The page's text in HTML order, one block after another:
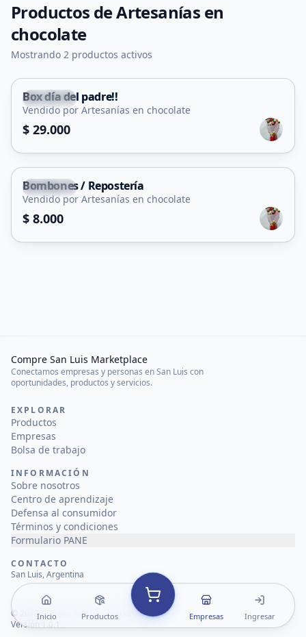
Productos deArtesanías en
chocolate
Mostrando 2 productos activos
Capital
Box día del padre!!
Vendido por Artesanías en chocolate
$ 29.000
Capital
Bombones / Repostería
Vendido por Artesanías en chocolate
$ 8.000
Inicio Productos Empresas Ingresar
Compre San Luis Marketplace
Conectamos empresas y personas en San Luis con
oportunidades, productos y servicios.
EXPLORAR
Productos
Empresas
Bolsa de trabajo
INFORMACIÓN
Sobre nosotros
Centro de aprendizaje
Defensa al consumidor
Términos y condiciones
Formulario PANE
CONTACTO
San Luis, Argentina
© 2026Compre San Luis Marketplace
Versión 1.0.1